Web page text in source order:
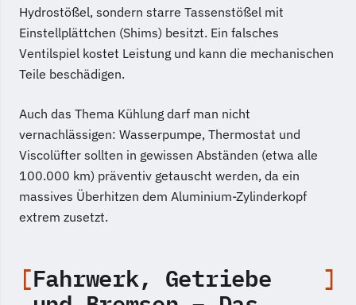
Hydrostößel, sondern starre Tassenstößel mit
Einstellplättchen (Shims) besitzt. Ein falsches
Ventilspiel kostet Leistung und kann die mechanischen
Teile beschädigen.
Auch das Thema Kühlung darf man nicht
vernachlässigen: Wasserpumpe, Thermostat und
Viscolüfter sollten in gewissen Abständen (etwa alle
100.000 km) präventiv getauscht werden, da ein
massives Überhitzen dem Aluminium-Zylinderkopf
extrem zusetzt.
Fahrwerk, Getriebe